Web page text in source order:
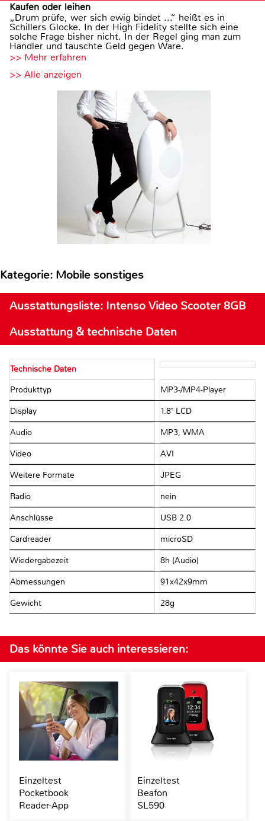
Kaufen oder leihen
„Drum prüfe, wer sich ewig bindet ...“ heißt es in
Schillers Glocke. In der High Fidelity stellte sich eine
solche Frage bisher nicht. In der Regel ging man zum
Händler und tauschte Geld gegen Ware.
>> Mehr erfahren
>> Alle anzeigen
Kategorie: Mobile sonstiges
Ausstattungsliste: Intenso Video Scooter 8GB
Ausstattung & technische Daten
Technische Daten
Produkttyp MP3-/MP4-Player
Display 1.8" LCD
Audio MP3, WMA
Video AVI
Weitere Formate JPEG
Radio nein
Anschlüsse USB 2.0
Cardreader microSD
Wiedergabezeit 8h (Audio)
Abmessungen 91x42x9mm
Gewicht 28g
Das könnte Sie auch interessieren:
Einzeltest
Pocketbook
Reader-App
Einzeltest
Beafon
SL590